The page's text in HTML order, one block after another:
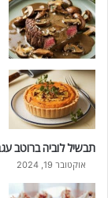
תבשיל לוביה ברוטב
אוקטובר 19, 2024